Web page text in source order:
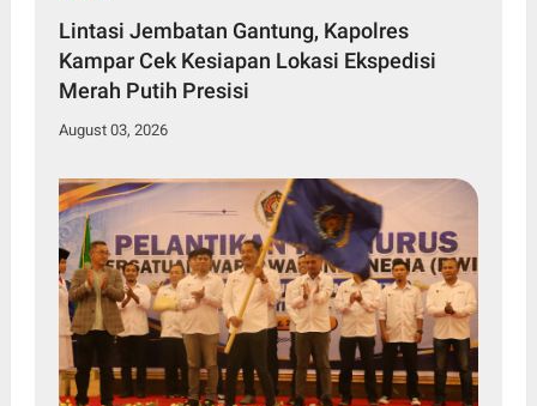
Lintasi Jembatan Gantung, Kapolres
Kampar Cek Kesiapan Lokasi Ekspedisi
Merah Putih Presisi
August 03, 2026